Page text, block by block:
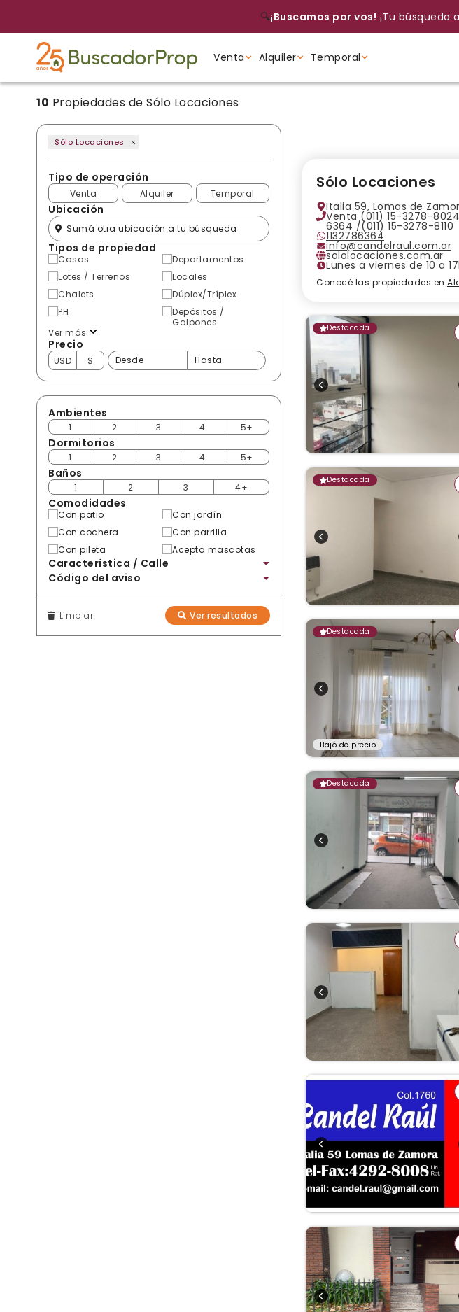
🔍¡Buscamos por vos! ¡Tu búsqueda
Venta
Tipo de propiedad
Alquiler
Tipo de propiedad
Temporal
Tipo de propiedad
Cancelar
10 Propiedades de Sólo Locaciones
Sólo Locaciones
Tipo de operación
Venta Alquiler Temporal
Ubicación
Tipos de propiedad
Casas
Departamentos
Lotes / Terrenos
Locales
Chalets
Dúplex/Tríplex
PH
Depósitos /
Galpones
Ver más
Precio
USD $
Ambientes
1 2 3 4 5+
Dormitorios
1 2 3 4 5+
Baños
1 2 3 4+
Comodidades
Con patio
Con jardín
Con cochera
Con parrilla
Con pileta
Acepta mascotas
Característica / Calle
Código del aviso
Limpiar Ver resultados
Sólo Locaciones
Italia 59, Lomas de
Venta (011) 15-3278-
6364 /(011) 15-3278-8110
1132786364
info@candelraul.com.ar
sololocaciones.com.ar
Lunes a viernes de 10 a
Conocé las propiedades en
Destacada
Destacada
Destacada
Bajó de precio
Destacada